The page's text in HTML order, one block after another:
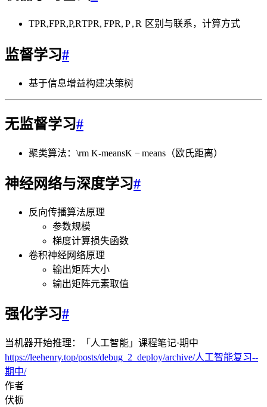
TPR,FPR,P,RTPR, FPR, P , R 区别与联系，计算方式
监督学习#
基于信息增益构建决策树
无监督学习#
聚类算法： \rm K-meansK − means （欧氏距离）
神经网络与深度学习#
反向传播算法原理
参数规模
梯度计算损失函数
卷积神经网络原理
输出矩阵大小
输出矩阵元素取值
强化学习#
当机器开始推理：「人工智能」课程笔记·期中
https://leehenry.top/posts/debug_2_deploy/archive/人工智能复习--
期中/
作者
伏枥